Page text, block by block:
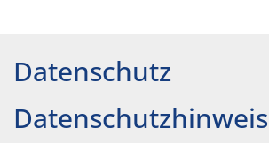
Datenschutz
Datenschutzhinweis